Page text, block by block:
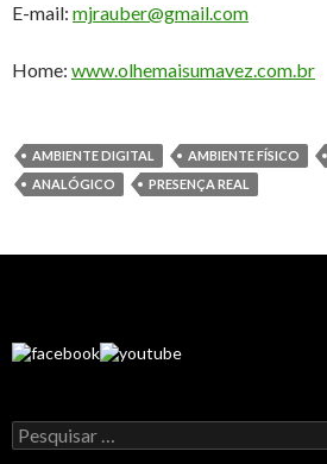
E-mail: mjrauber@gmail.com
Home: www.olhemaisumavez.com.br
AMBIENTE DIGITAL AMBIENTE FÍSICO
ANALÓGICO
PRESENÇA REAL
Pesquisar
por: